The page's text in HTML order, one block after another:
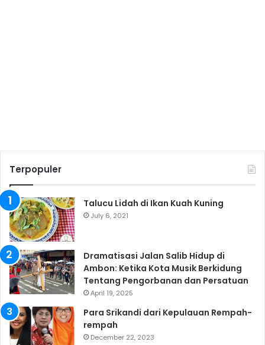
Terpopuler
Talucu Lidah di Ikan Kuah Kuning
July 6, 2021
Dramatisasi Jalan Salib Hidup di
Ambon: Ketika Kota Musik Berkidung
Tentang Pengorbanan dan Persatuan
April 19, 2025
Para Srikandi dari Kepulauan Rempah-
rempah
December 22, 2023